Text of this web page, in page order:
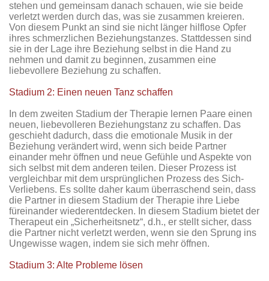
stehen und gemeinsam danach schauen, wie sie beide
verletzt werden durch das, was sie zusammen kreieren.
Von diesem Punkt an sind sie nicht länger hilflose Opfer
ihres schmerzlichen Beziehungstanzes. Stattdessen sind
sie in der Lage ihre Beziehung selbst in die Hand zu
nehmen und damit zu beginnen, zusammen eine
liebevollere Beziehung zu schaffen.
Stadium 2: Einen neuen Tanz schaffen
In dem zweiten Stadium der Therapie lernen Paare einen
neuen, liebevolleren Beziehungstanz zu schaffen. Das
geschieht dadurch, dass die emotionale Musik in der
Beziehung verändert wird, wenn sich beide Partner
einander mehr öffnen und neue Gefühle und Aspekte von
sich selbst mit dem anderen teilen. Dieser Prozess ist
vergleichbar mit dem ursprünglichen Prozess des Sich-
Verliebens. Es sollte daher kaum überraschend sein, dass
die Partner in diesem Stadium der Therapie ihre Liebe
füreinander wiederentdecken. In diesem Stadium bietet der
Therapeut ein „Sicherheitsnetz“, d.h., er stellt sicher, dass
die Partner nicht verletzt werden, wenn sie den Sprung ins
Ungewisse wagen, indem sie sich mehr öffnen.
Stadium 3: Alte Probleme lösen